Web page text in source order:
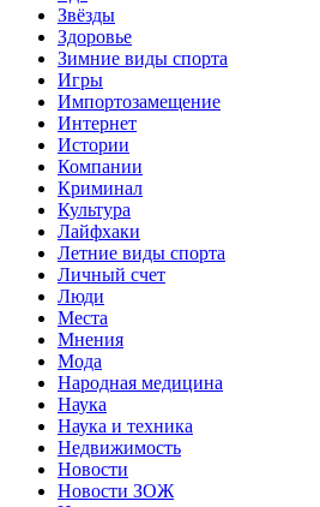
Звёзды
Здоровье
Зимние виды спорта
Игры
Импортозамещение
Интернет
Истории
Компании
Криминал
Культура
Лайфхаки
Летние виды спорта
Личный счет
Люди
Места
Мнения
Мода
Народная медицина
Наука
Наука и техника
Недвижимость
Новости
Новости ЗОЖ